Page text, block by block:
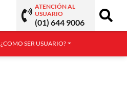
ATENCIÓN AL
USUARIO
(01) 644 9006
¿COMO SER USUARIO?